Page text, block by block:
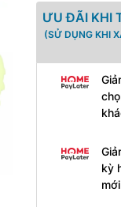
ƯU ĐÃI KHI
(SỬ DỤNG KHI
kỳ
mới